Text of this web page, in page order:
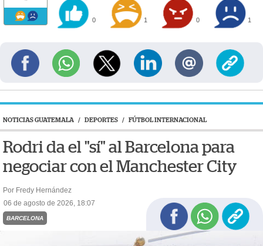
0 1 0 1
NOTICIAS GUATEMALA / DEPORTES / FÚTBOL INTERNACIONAL
Rodri da el "sí" al Barcelona para
negociar con el Manchester City
Por Fredy Hernández
06 de agosto de 2026, 18:07
BARCELONA